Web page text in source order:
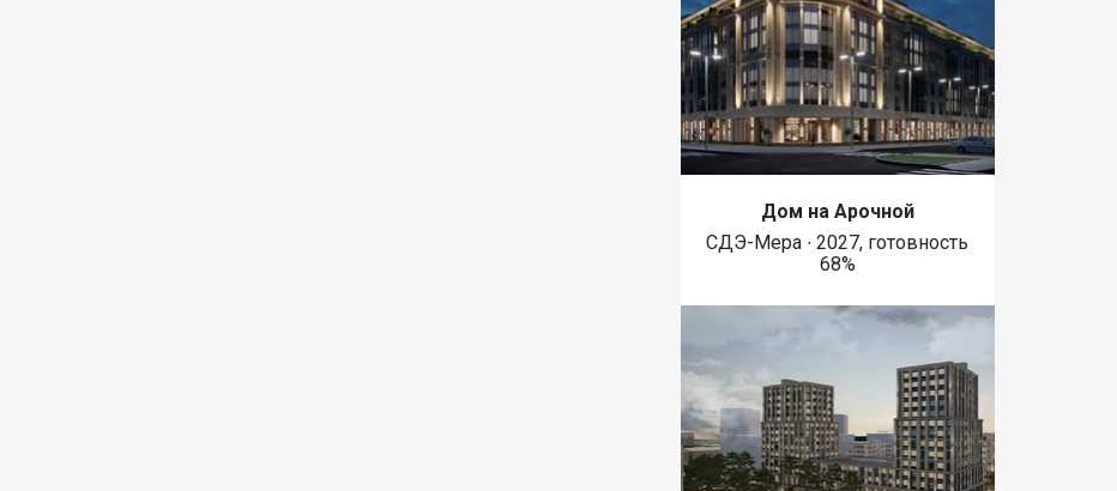
Дом на Арочной
СДЭ-Мера ∙ 2027, готовность
68%